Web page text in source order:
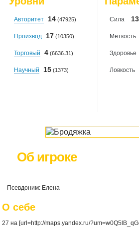
Авторитет 14 (47925)
Производ 17 (10350)
Торговый 4 (6636.31)
Научный 15 (1373)
Сила 13
Меткость
Здоровье
Ловкость
Об игроке
Псевдоним: Елена
О себе
27 на [url=http://maps.yandex.ru/